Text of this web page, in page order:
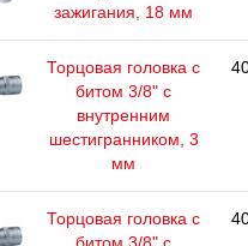
зажигания, 18 мм
Торцовая головка с
битом 3/8" с
внутренним
шестигранником, 3
мм
Торцовая головка с